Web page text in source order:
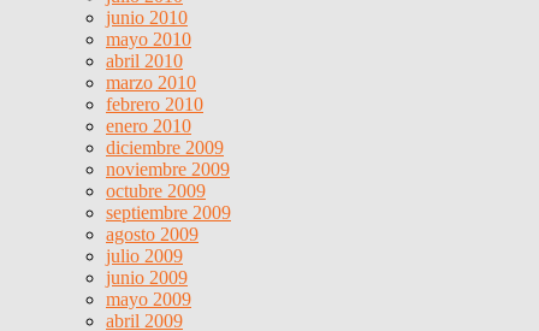
junio 2010
mayo 2010
abril 2010
marzo 2010
febrero 2010
enero 2010
diciembre 2009
noviembre 2009
octubre 2009
septiembre 2009
agosto 2009
julio 2009
junio 2009
mayo 2009
abril 2009